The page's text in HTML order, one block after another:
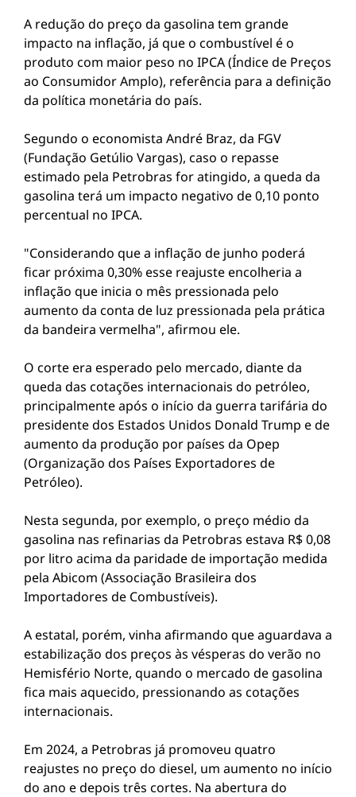
A redução do preço da gasolina tem grande
impacto na inflação, já que o combustível é o
produto com maior peso no IPCA (Índice de Preços
ao Consumidor Amplo), referência para a definição
da política monetária do país.
Segundo o economista André Braz, da FGV
(Fundação Getúlio Vargas), caso o repasse
estimado pela Petrobras for atingido, a queda da
gasolina terá um impacto negativo de 0,10 ponto
percentual no IPCA.
"Considerando que a inflação de junho poderá
ficar próxima 0,30% esse reajuste encolheria a
inflação que inicia o mês pressionada pelo
aumento da conta de luz pressionada pela prática
da bandeira vermelha", afirmou ele.
O corte era esperado pelo mercado, diante da
queda das cotações internacionais do petróleo,
principalmente após o início da guerra tarifária do
presidente dos Estados Unidos Donald Trump e de
aumento da produção por países da Opep
(Organização dos Países Exportadores de
Petróleo).
Nesta segunda, por exemplo, o preço médio da
gasolina nas refinarias da Petrobras estava R$ 0,08
por litro acima da paridade de importação medida
pela Abicom (Associação Brasileira dos
Importadores de Combustíveis).
A estatal, porém, vinha afirmando que aguardava a
estabilização dos preços às vésperas do verão no
Hemisfério Norte, quando o mercado de gasolina
fica mais aquecido, pressionando as cotações
internacionais.
Em 2024, a Petrobras já promoveu quatro
reajustes no preço do diesel, um aumento no início
do ano e depois três cortes. Na abertura do